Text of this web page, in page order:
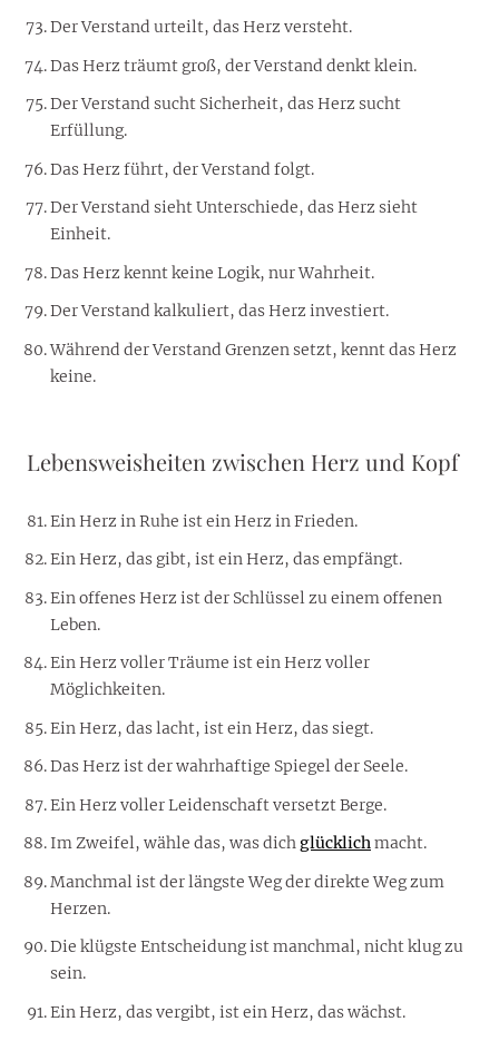
Der Verstand urteilt, das Herz versteht.
Das Herz träumt groß, der Verstand denkt klein.
Der Verstand sucht Sicherheit, das Herz sucht
Erfüllung.
Das Herz führt, der Verstand folgt.
Der Verstand sieht Unterschiede, das Herz sieht
Einheit.
Das Herz kennt keine Logik, nur Wahrheit.
Der Verstand kalkuliert, das Herz investiert.
Während der Verstand Grenzen setzt, kennt das Herz
keine.
Lebensweisheiten zwischen Herz und Kopf
Ein Herz in Ruhe ist ein Herz in Frieden.
Ein Herz, das gibt, ist ein Herz, das empfängt.
Ein offenes Herz ist der Schlüssel zu einem offenen
Leben.
Ein Herz voller Träume ist ein Herz voller
Möglichkeiten.
Ein Herz, das lacht, ist ein Herz, das siegt.
Das Herz ist der wahrhaftige Spiegel der Seele.
Ein Herz voller Leidenschaft versetzt Berge.
Im Zweifel, wähle das, was dichglücklichmacht.
Manchmal ist der längste Weg der direkte Weg zum
Herzen.
Die klügste Entscheidung ist manchmal, nicht klug zu
sein.
Ein Herz, das vergibt, ist ein Herz, das wächst.